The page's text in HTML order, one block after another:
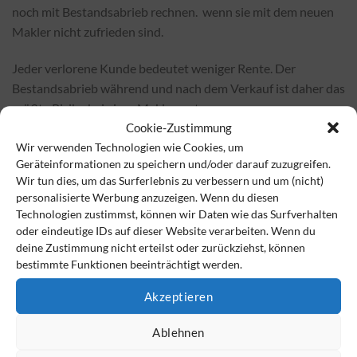
Cookie-Zustimmung
Wir verwenden Technologien wie Cookies, um
Geräteinformationen zu speichern und/oder darauf zuzugreifen.
Wir tun dies, um das Surferlebnis zu verbessern und um (nicht)
personalisierte Werbung anzuzeigen. Wenn du diesen
Technologien zustimmst, können wir Daten wie das Surfverhalten
oder eindeutige IDs auf dieser Website verarbeiten. Wenn du
deine Zustimmung nicht erteilst oder zurückziehst, können
bestimmte Funktionen beeinträchtigt werden.
Akzeptieren
Ablehnen
noch mit Bestandsabrieb rechnen. wenn sie mit dem neuen
Makler nicht zufrieden sind.
Jeder verlorene Kunde bedeutet weniger Rente. Der
Bestandsabrieb während und nach dem Verkauf ist daher das
größte Risiko bei einer Maklerrente.
Genau kalkulieren!
Wer mit der „Maklerrente“ liebäugelt, sollte vorab gut
durchrechnen, wieviel Geld er im Alter benötigt und ob das
angebotene Modell das wirklich abdeckt. Denn die
Vergütung berechnet sich rein aus den Verträgen, die
courtagewirksam an den Verkäufer übermittelt wurden und
weiter bestehen. Keine Rente gibt es in der Regel für:
Honorare und Servicegebühren